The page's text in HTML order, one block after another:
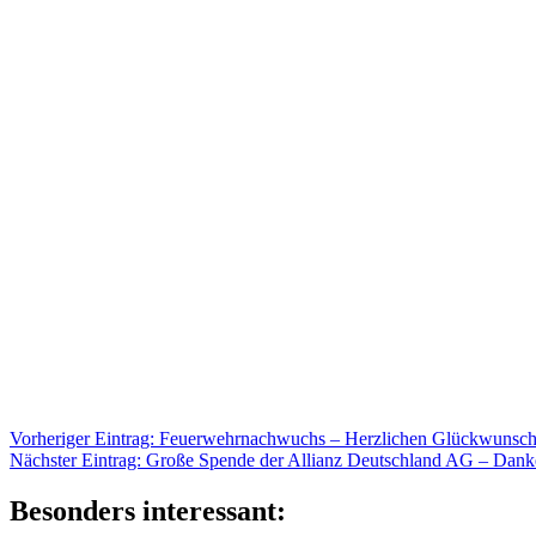
Beitragsnavigation
Vorheriger Eintrag: Vorheriger
Eintrag:
Feuerwehrnachwuchs – Herzlichen
Nächster Eintrag: Nächster
Große Spende der Allianz Deutschland AG –
Besonders interessant: